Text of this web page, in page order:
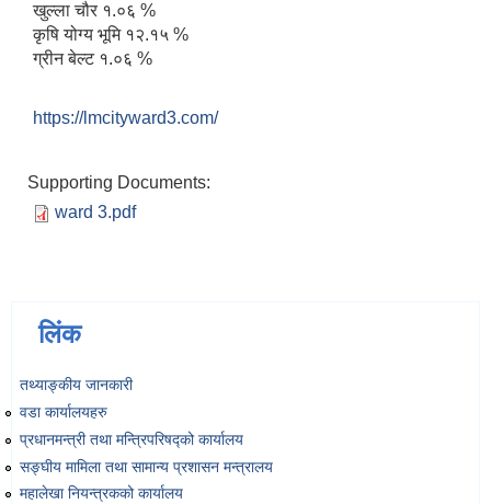
खुल्ला चौर १.०६ %
कृषि योग्य भूमि १२.१५ %
ग्रीन बेल्ट १.०६ %
https://lmcityward3.com/
Supporting Documents:
ward 3.pdf
लिंक
तथ्याङ्‍कीय जानकारी
वडा कार्यालयहरु
प्रधानमन्त्री तथा मन्त्रिपरिषद्को कार्यालय
सङ्‍घीय मामिला तथा सामान्य प्रशासन मन्त्रालय
महालेखा नियन्त्रकको कार्यालय